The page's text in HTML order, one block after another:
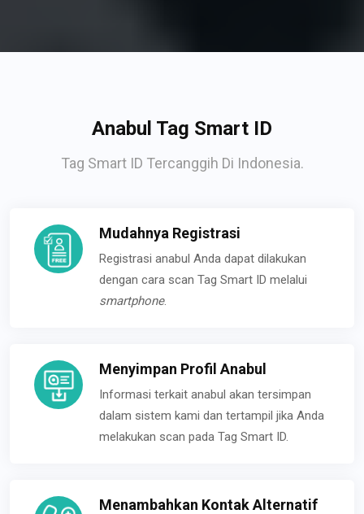
Anabul Tag Smart ID
Tag Smart ID Tercanggih Di Indonesia.
Mudahnya Registrasi
Registrasi anabul Anda dapat dilakukan
dengan cara scan Tag Smart ID melalui
smartphone.
Menyimpan Profil Anabul
Informasi terkait anabul akan tersimpan
dalam sistem kami dan tertampil jika Anda
melakukan scan pada Tag Smart ID.
Menambahkan Kontak Alternatif